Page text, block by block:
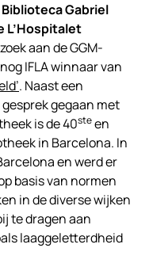
Gabriel
L’Hospitalet
aan de GGM-
IFLA winnaar van
. Naast een
gegaan met
is de 40steen
in Barcelona. In
en werd er
basis van normen
in de diverse wijken
te dragen aan
laaggeletterdheid